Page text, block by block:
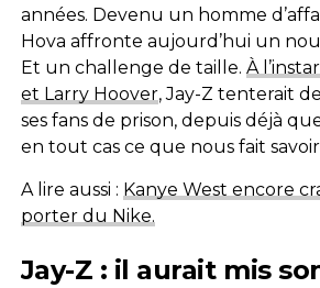
années. Devenu un homme
Hova affronte aujourd’hui un
Et un challenge de taille. À
et Larry Hoover, Jay-Z tenterait
ses fans de prison, depuis déjà
en tout cas ce que nous fait savoir
A lire aussi : Kanye West encore
porter du Nike.
Jay-Z : il aurait mis